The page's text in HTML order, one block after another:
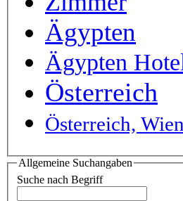
Ägypten
Ägypten
Österreich
Österreich, Wien
Allgemeine Suchangaben
Suche nach Begriff